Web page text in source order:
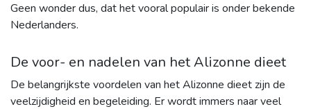
Geen wonder dus, dat het vooral populair is onder bekende
Nederlanders.
De voor- en nadelen van het Alizonne dieet
De belangrijkste voordelen van het Alizonne dieet zijn de
veelzijdigheid en begeleiding. Er wordt immers naar veel